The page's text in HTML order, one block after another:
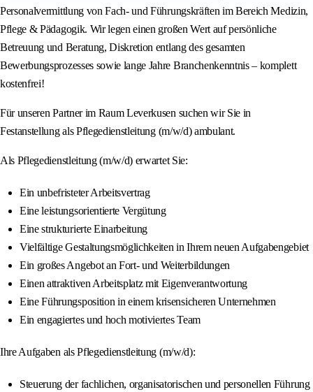
Personalvermittlung von Fach- und Führungskräften im Bereich Medizin,
Pflege & Pädagogik. Wir legen einen großen Wert auf persönliche
Betreuung und Beratung, Diskretion entlang des gesamten
Bewerbungsprozesses sowie lange Jahre Branchenkenntnis – komplett
kostenfrei!
Für unseren Partner im Raum Leverkusen suchen wir Sie in
Festanstellung als Pflegedienstleitung (m/w/d) ambulant.
Als Pflegedienstleitung (m/w/d) erwartet Sie:
Ein unbefristeter Arbeitsvertrag
Eine leistungsorientierte Vergütung
Eine strukturierte Einarbeitung
Vielfältige Gestaltungsmöglichkeiten in Ihrem neuen Aufgabengebiet
Ein großes Angebot an Fort- und Weiterbildungen
Einen attraktiven Arbeitsplatz mit Eigenverantwortung
Eine Führungsposition in einem krisensicheren Unternehmen
Ein engagiertes und hoch motiviertes Team
Ihre Aufgaben als Pflegedienstleitung (m/w/d):
Steuerung der fachlichen, organisatorischen und personellen Führung